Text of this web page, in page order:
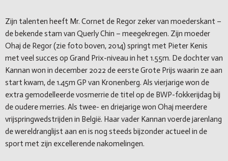
Zijn talenten heeft Mr. Cornet de Regor zeker van moederskant –
de bekende stam van Querly Chin – meegekregen. Zijn moeder
Ohaj de Regor (zie foto boven, 2014) springt met Pieter Kenis
met veel succes op Grand Prix-niveau in het 1.55m. De dochter van
Kannan won in december 2022 de eerste Grote Prijs waarin ze aan
start kwam, de 1.45m GP van Kronenberg. Als vierjarige won de
extra gemodelleerde vosmerrie de titel op de BWP-fokkerijdag bij
de oudere merries. Als twee- en driejarige won Ohaj meerdere
vrijspringwedstrijden in België. Haar vader Kannan voerde jarenlang
de wereldranglijst aan en is nog steeds bijzonder actueel in de
sport met zijn excellerende nakomelingen.